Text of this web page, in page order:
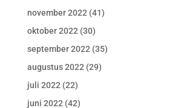
november 2022 (41)
oktober 2022 (30)
september 2022 (35)
augustus 2022 (29)
juli 2022 (22)
juni 2022 (42)